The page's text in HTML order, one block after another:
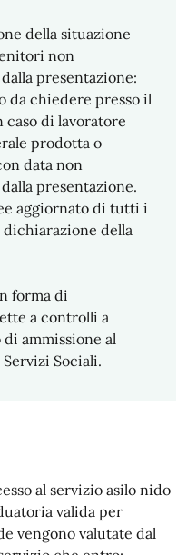
della situazione
non
presentazione:
da chiedere presso il
di lavoratore
prodotta o
data non
presentazione.
aggiornato di tutti i
della
forma di
a controlli a
ammissione al
Sociali.
al servizio asilo nido
valida per
vengono valutate dal